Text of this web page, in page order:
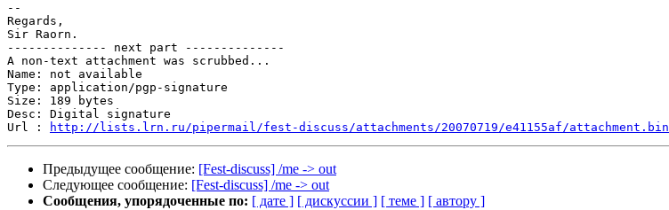
--
Regards,
Sir Raorn.
-------------- next part --------------
A non-text attachment was scrubbed...
Name: not available
Type: application/pgp-signature
Size: 189 bytes
Desc: Digital signature
Url :
http://lists.lrn.ru/pipermail/fest-discuss/attachments/20070719/e41155af/attachment.bin
Предыдущее сообщение: [Fest-discuss] /me -> out
Следующее сообщение: [Fest-discuss] /me -> out
Сообщения, упорядоченные по: [ дате ] [ дискуссии ] [ теме ] [ автору ]